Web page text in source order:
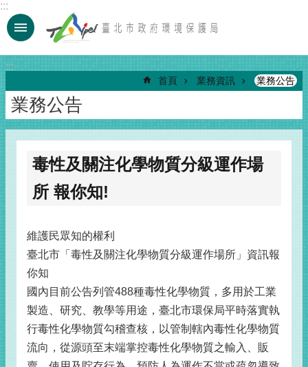
跳到主要內容區塊
:::
:::
首頁 業務資訊 業務公告
業務公告
毒性及關注化學物質分級運作場
所 報你知!
維護民眾知的權利
臺北市「毒性及關注化學物質分級運作場所」資訊報
你知
國內目前公告列管488種毒性化學物質，多用於工業
製造、研究、教學等用途，臺北市環保局平時落實執
行毒性化學物質勾稽查核，以管制轄內毒性化學物質
流向，從源頭至末端掌控毒性化學物質之輸入、販